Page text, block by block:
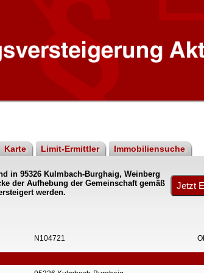
Karte Limit-Ermittler Immobiliensuche
in 95326 Kulmbach-Burghaig, Weinberg
der Aufhebung der Gemeinschaft gemäß
werden.
N104721